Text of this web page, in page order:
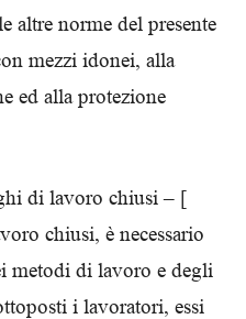
altre norme del presente
mezzi idonei, alla
ed alla protezione
di lavoro chiusi – [
chiusi, è necessario
metodi di lavoro e degli
i lavoratori, essi